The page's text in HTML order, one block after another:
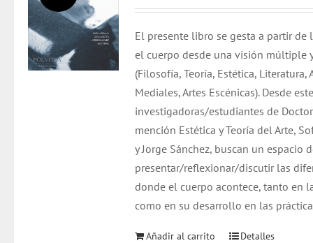
era:
$ 6.000.
es:
$ 4.000.
El presente libro se gesta a partir de
el cuerpo desde una visión múltiple
(Filosofía, Teoría, Estética, Literatura,
Mediales, Artes Escénicas). Desde
investigadoras/estudiantes de
mención Estética y Teoría del Arte,
y Jorge Sánchez, buscan un espacio
presentar/reflexionar/discutir las
donde el cuerpo acontece, tanto en
como en su desarrollo en las
Añadir al carrito Detalles